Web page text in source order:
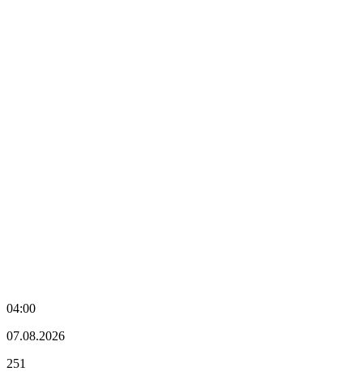
04:00
07.08.2026
251